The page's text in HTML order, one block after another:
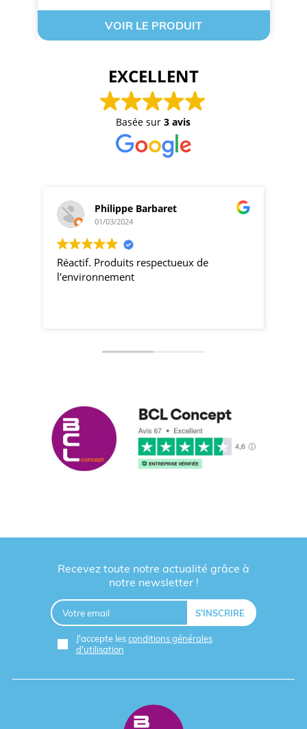
VOIR LE PRODUIT
EXCELLENT
Basée sur3 avis
Philippe Barbaret
01/03/2024
Réactif. Produits respectueux de
l'environnement
Recevez toute notre actualité grâce à
notre newsletter !
J'accepte lesconditions générales
d'utilisation